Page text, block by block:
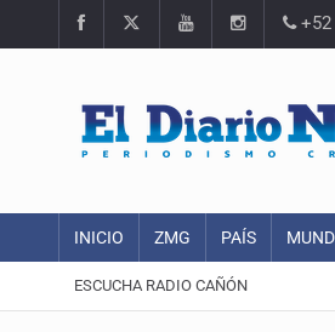
+52
INICIO ZMG PAÍS
ESCUCHA RADIO CAÑÓN